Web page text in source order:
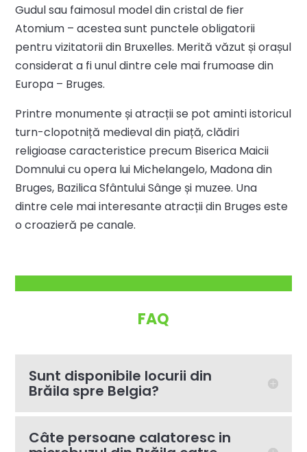
Gudul sau faimosul model din cristal de fier
Atomium – acestea sunt punctele obligatorii
pentru vizitatorii din Bruxelles. Merită văzut și orașul
considerat a fi unul dintre cele mai frumoase din
Europa – Bruges.
Printre monumente și atracții se pot aminti istoricul
turn-clopotniță medieval din piață, clădiri
religioase caracteristice precum Biserica Maicii
Domnului cu opera lui Michelangelo, Madona din
Bruges, Bazilica Sfântului Sânge și muzee. Una
dintre cele mai interesante atracții din Bruges este
o croazieră pe canale.
FAQ
Sunt disponibile locurii din
Brăila spre Belgia?
Câte persoane calatoresc in